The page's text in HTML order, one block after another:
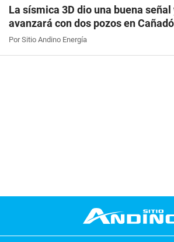
La sísmica 3D dio una buena señal
avanzará con dos pozos en
Por Sitio Andino Energía